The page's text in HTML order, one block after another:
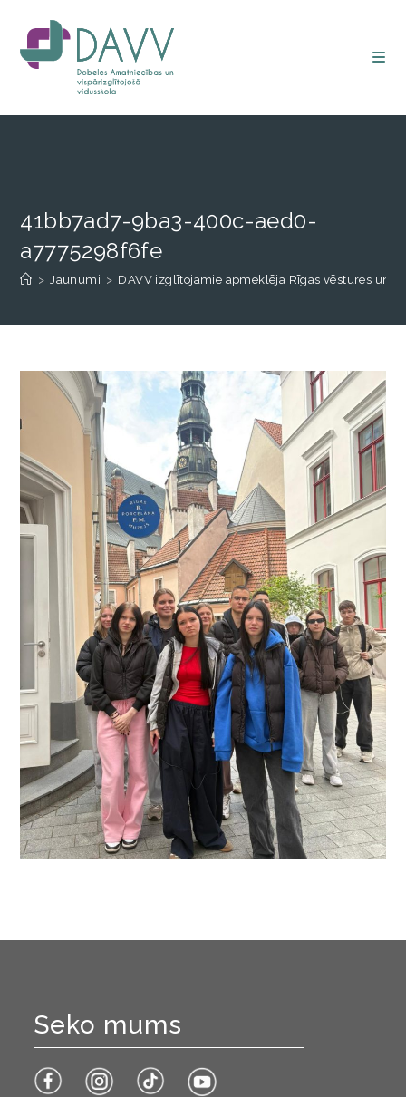
41bb7ad7-9ba3-400c-aed0-
a7775298f6fe
> Jaunumi > DAVV izglītojamie apmeklēja Rīgas vēstures un
Seko mums